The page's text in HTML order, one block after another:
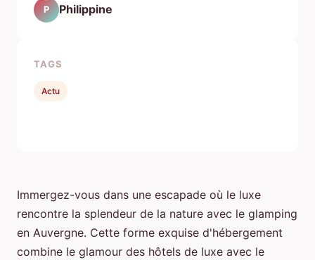
Immergez-vous dans une escapade où le luxe
rencontre la splendeur de la nature avec le glamping
en Auvergne. Cette forme exquise d'hébergement
combine le glamour des hôtels de luxe avec le
P Philippine
TAGS
Actu